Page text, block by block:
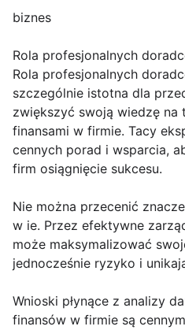
biznes
Rola profesjonalnych
Rola profesjonalnych
szczególnie istotna dla
zwiększyć swoją wiedzę na
finansami w firmie. Tacy
cennych porad i wsparcia,
firm osiągnięcie sukcesu.
Nie można przecenić
w ie. Przez efektywne
może maksymalizować
jednocześnie ryzyko i
Wnioski płynące z analizy
finansów w firmie są